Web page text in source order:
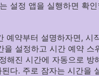
설정 앱을 실행하면 확
예약부터 설명하자면, 시
을 설정하고 시간 예약 스
해진 시간에 자동으로 방
다. 주로 잠자는 시간을